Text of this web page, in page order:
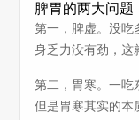
脾胃的两大问题
第一，脾虚。没吃
身乏力没有劲，这
第二，胃寒。一吃
但是胃寒其实的本